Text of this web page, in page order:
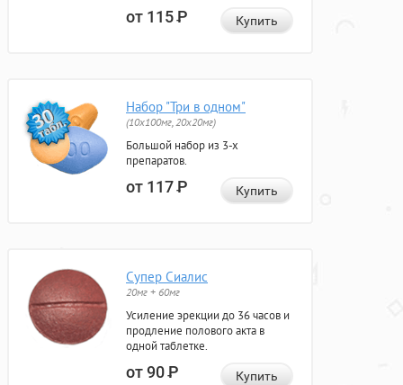
от 115Р Купить
Набор "Три в одном"
(10x100мг, 20x20мг)
Большой набор из 3-х
препаратов.
от 117Р Купить
Супер Сиалис
20мг + 60мг
Усиление эрекции до 36 часов и
продление полового акта в
одной таблетке.
от 90Р Купить